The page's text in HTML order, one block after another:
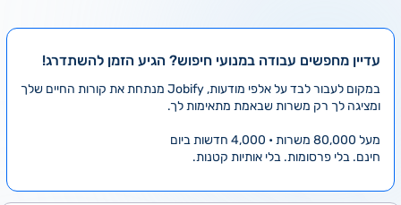
עדיין מחפשים עבודה במנועי חיפוש? הגיע הזמן להשתדרג!
במקום לעבור לבד על אלפי מודעות, Jobify מנתחת את קורות החיים שלך
ומציגה לך רק משרות שבאמת מתאימות לך.
מעל 80,000 משרות • 4,000 חדשות ביום
חינם. בלי פרסומות. בלי אותיות קטנות.